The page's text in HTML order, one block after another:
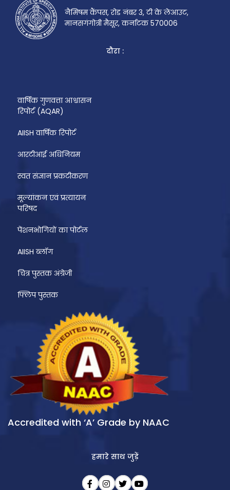
नैमिषम कैंपस, रोड नंबर 3, टी के लेआउट,
मानसगंगोत्री मैसूर, कर्नाटक 570006
दौरा :
वार्षिक गुणवत्ता आश्वासन
रिपोर्ट (AQAR)
AIISH वार्षिक रिपोर्ट
आरटीआई अधिनियम
स्वत संज्ञान प्रकटीकरण
मूल्यांकन एवं प्रत्यायन
परिषद
पेंशनभोगियों का पोर्टल
AIISH ब्लॉग
चित्र पुस्तक अंग्रेजी
फ्लिप पुस्तक
Accredited with ‘A’ Grade by NAAC
हमारे साथ जुड़ें